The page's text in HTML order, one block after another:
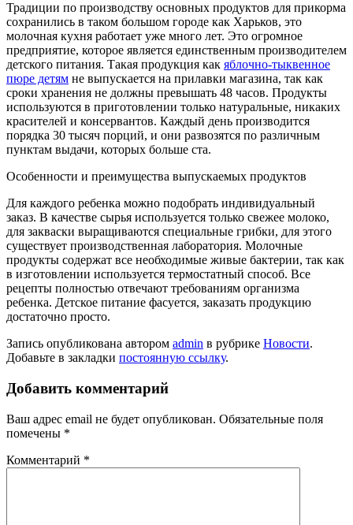
Традиции по производству основных продуктов для прикорма
сохранились в таком большом городе как Харьков, это
молочная кухня работает уже много лет. Это огромное
предприятие, которое является единственным производителем
детского питания. Такая продукция как яблочно-тыквенное
пюре детям не выпускается на прилавки магазина, так как
сроки хранения не должны превышать 48 часов. Продукты
используются в приготовлении только натуральные, никаких
красителей и консервантов. Каждый день производится
порядка 30 тысяч порций, и они развозятся по различным
пунктам выдачи, которых больше ста.
Особенности и преимущества выпускаемых продуктов
Для каждого ребенка можно подобрать индивидуальный
заказ. В качестве сырья используется только свежее молоко,
для закваски выращиваются специальные грибки, для этого
существует производственная лаборатория. Молочные
продукты содержат все необходимые живые бактерии, так как
в изготовлении используется термостатный способ. Все
рецепты полностью отвечают требованиям организма
ребенка. Детское питание фасуется, заказать продукцию
достаточно просто.
Запись опубликована автором admin в рубрике Новости.
Добавьте в закладки постоянную ссылку.
Добавить комментарий
Ваш адрес email не будет опубликован. Обязательные поля
помечены *
Комментарий *